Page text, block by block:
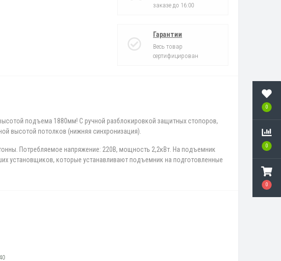
0
0
0
заказе до 16:00
Гарантии
Весь товар
сертифицирован
подъема 1880мм! С ручной разблокировкой защитных стопоров,
высотой потолков (нижняя синхронизация).
Потребляемое напряжение: 220В, мощность 2,2кВт. На подъемник
установщиков, которые устанавливают подъемник на подготовленные